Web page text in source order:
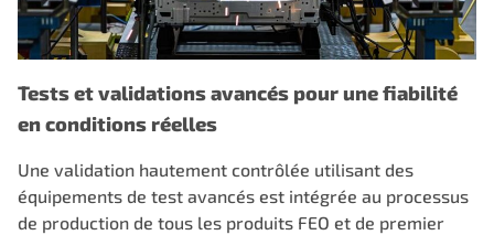
Tests et validations avancés pour une fiabilité
en conditions réelles
Une validation hautement contrôlée utilisant des
équipements de test avancés est intégrée au processus
de production de tous les produits FEO et de premier